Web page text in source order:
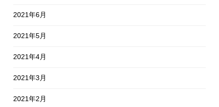
2021年6月
2021年5月
2021年4月
2021年3月
2021年2月